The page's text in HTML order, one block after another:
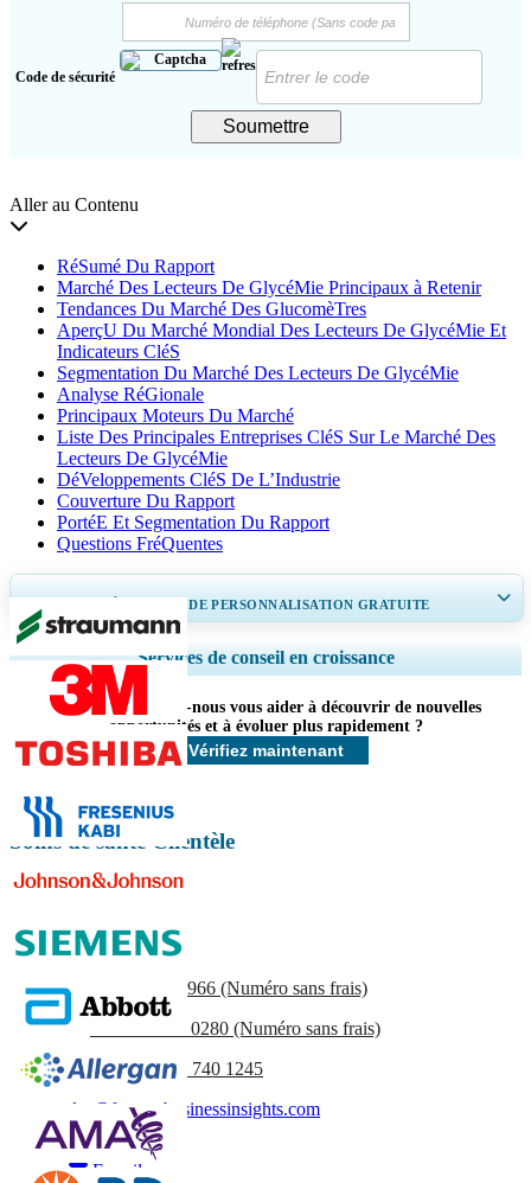
Code de sécurité
Soumettre
Aller au Contenu
RéSumé Du Rapport
Marché Des Lecteurs De GlycéMie Principaux à Retenir
Tendances Du Marché Des GlucomèTres
AperçU Du Marché Mondial Des Lecteurs De GlycéMie Et
Indicateurs CléS
Segmentation Du Marché Des Lecteurs De GlycéMie
Analyse RéGionale
Principaux Moteurs Du Marché
Liste Des Principales Entreprises CléS Sur Le Marché Des
Lecteurs De GlycéMie
DéVeloppements CléS De L’Industrie
Couverture Du Rapport
PortéE Et Segmentation Du Rapport
Questions FréQuentes
DE PERSONNALISATION GRATUITE
Ampliar a cobertura regional e por país, Análise de segmentos, Perfis de
empresas, Benchmarking competitivo, e insights sobre o usuário final.
Personnaliser maintenant
Services de conseil en croissance
Comment pouvons-nous vous aider à découvrir de nouvelles
opportunités et à évoluer plus rapidement ?
Vérifiez maintenant
Soins de santé Clientèle
Contactez-nous
US
+1 833 909 2966 (Numéro sans frais)
UK
+44 808 502 0280 (Numéro sans frais)
(APAC) +91 744 740 1245
sales@fortunebusinessinsights.com
Appel
E-mail